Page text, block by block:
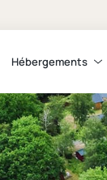
Hébergements